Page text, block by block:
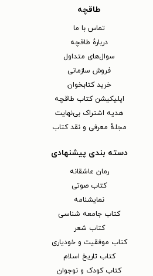
طاقچه
تماس با ما
دربارهٔ طاقچه
سوال‌های متداول
فروش سازمانی
خرید کتابخوان
اپلیکیشن کتاب طاقچه
هدیه اشتراک بی‌نهایت
مجلهٔ معرفی و نقد کتاب
دسته بندی پیشنهادی
رمان عاشقانه
کتاب‌ صوتی
نمایشنامه
کتاب جامعه شناسی
کتاب شعر
کتاب موفقیت و خودیاری
کتاب تاریخ اسلام
کتاب کودک و نوجوان